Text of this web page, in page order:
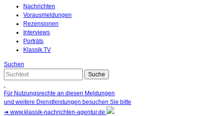
Nachrichten
Vorausmeldungen
Rezensionen
Interviews
Porträts
Klassik.TV
Suchen
Für Nutzungsrechte an diesen Meldungen
und weitere Dienstleistungen besuchen Sie bitte
➜ www.klassik-nachrichten-agentur.de